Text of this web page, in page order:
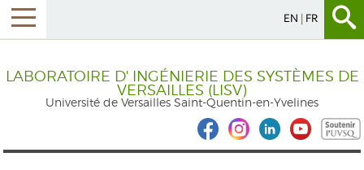
EN FR
LABORATOIRE D' INGÉNIERIE DES SYSTÈMES DE
VERSAILLES (LISV)
Université de Versailles Saint-Quentin-en-Yvelines